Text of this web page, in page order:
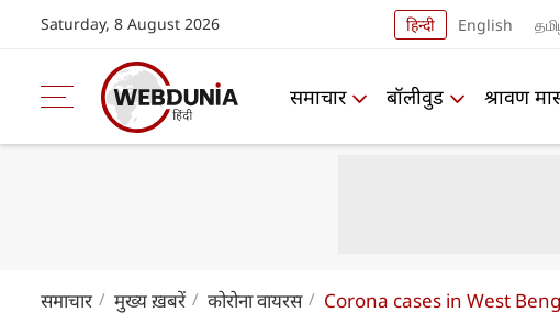
Saturday, 8 August 2026 हिन्दी English
समाचार बॉलीवुड श्रावण
समाचार मुख्य ख़बरें कोरोना वायरस Corona cases in West